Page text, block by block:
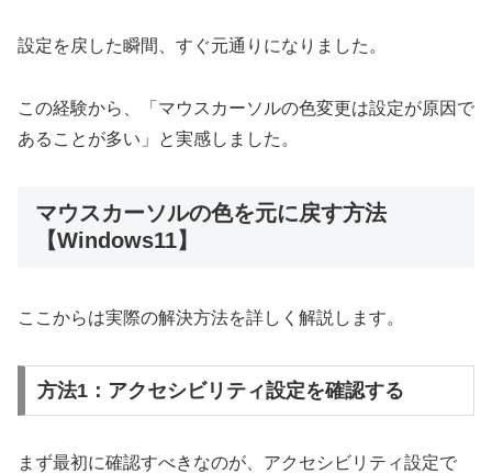
設定を戻した瞬間、すぐ元通りになりました。
この経験から、「マウスカーソルの色変更は設定が原因で
あることが多い」と実感しました。
マウスカーソルの色を元に戻す方法
【Windows11】
ここからは実際の解決方法を詳しく解説します。
方法1：アクセシビリティ設定を確認する
まず最初に確認すべきなのが、アクセシビリティ設定で